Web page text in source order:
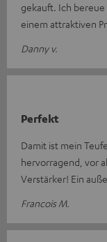
gekauft. Ich bereue
einem attraktiven
Danny v.
Perfekt
Damit ist mein
hervorragend, vor
Verstärker! Ein
Francois M.